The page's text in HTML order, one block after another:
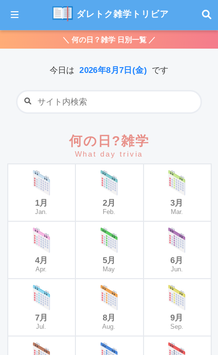
ダレトク雑学トリビア
＼ 何の日？雑学 日別一覧 ／
今日は 2026年8月7日(金) です
何の日?雑学
What day trivia
1月
Jan.
2月
Feb.
3月
Mar.
4月
Apr.
5月
May
6月
Jun.
7月
Jul.
8月
Aug.
9月
Sep.